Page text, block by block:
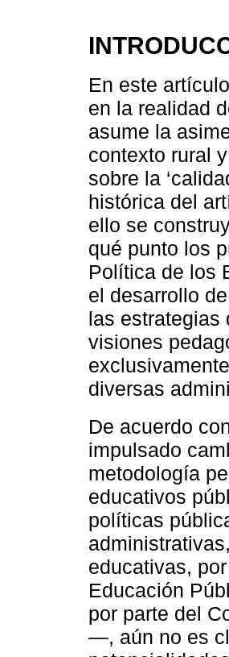
En este
en la realidad
asume la
contexto rural
sobre la
histórica del
ello se
qué punto los
Política de los
el desarrollo
las estrategias
visiones
diversas
De acuerdo
impulsado
metodología
educativos
políticas
educativas,
Educación
por parte del
—, aún no es